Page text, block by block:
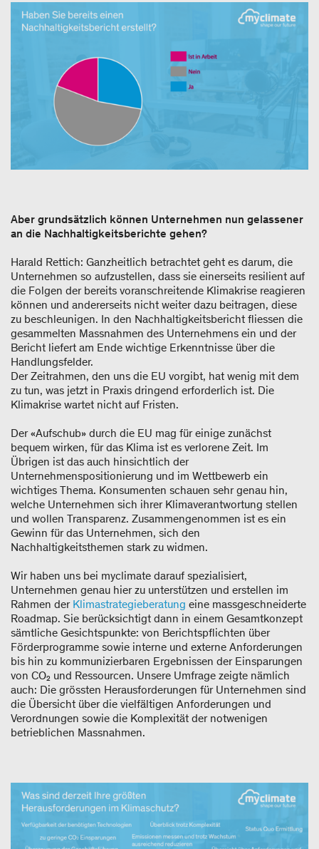
Aber grundsätzlich können Unternehmen nun gelassener
an die Nachhaltigkeitsberichte gehen?
Harald Rettich: Ganzheitlich betrachtet geht es darum, die
Unternehmen so aufzustellen, dass sie einerseits resilient auf
die Folgen der bereits voranschreitende Klimakrise reagieren
können und andererseits nicht weiter dazu beitragen, diese
zu beschleunigen. In den Nachhaltigkeitsbericht fliessen die
gesammelten Massnahmen des Unternehmens ein und der
Bericht liefert am Ende wichtige Erkenntnisse über die
Handlungsfelder.
Der Zeitrahmen, den uns die EU vorgibt, hat wenig mit dem
zu tun, was jetzt in Praxis dringend erforderlich ist. Die
Klimakrise wartet nicht auf Fristen.
Der «Aufschub» durch die EU mag für einige zunächst
bequem wirken, für das Klima ist es verlorene Zeit. Im
Übrigen ist das auch hinsichtlich der
Unternehmenspositionierung und im Wettbewerb ein
wichtiges Thema. Konsumenten schauen sehr genau hin,
welche Unternehmen sich ihrer Klimaverantwortung stellen
und wollen Transparenz. Zusammengenommen ist es ein
Gewinn für das Unternehmen, sich den
Nachhaltigkeitsthemen stark zu widmen.
Wir haben uns bei myclimate darauf spezialisiert,
Unternehmen genau hier zu unterstützen und erstellen im
Rahmen der Klimastrategieberatung eine massgeschneiderte
Roadmap. Sie berücksichtigt dann in einem Gesamtkonzept
sämtliche Gesichtspunkte: von Berichtspflichten über
Förderprogramme sowie interne und externe Anforderungen
bis hin zu kommunizierbaren Ergebnissen der Einsparungen
von CO₂ und Ressourcen. Unsere Umfrage zeigte nämlich
auch: Die grössten Herausforderungen für Unternehmen sind
die Übersicht über die vielfältigen Anforderungen und
Verordnungen sowie die Komplexität der notwenigen
betrieblichen Massnahmen.